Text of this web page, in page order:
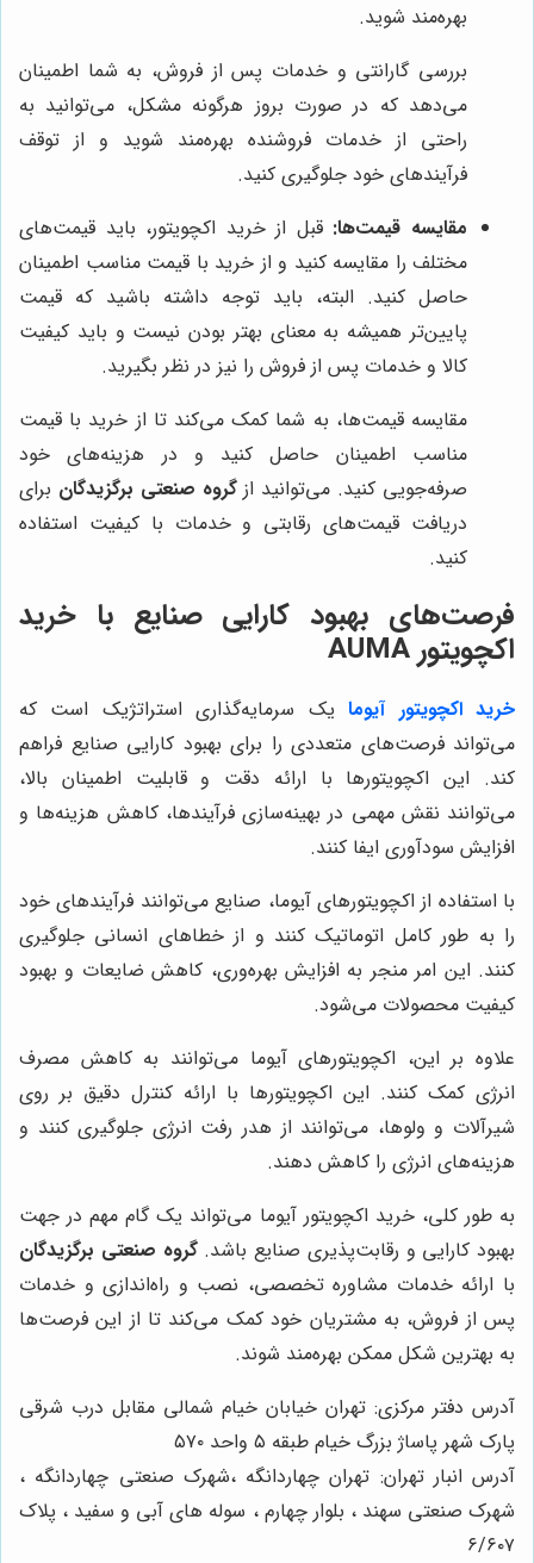
بهره‌مند شوید.
بررسی گارانتی و خدمات پس از فروش، به شما اطمینان
می‌دهد که در صورت بروز هرگونه مشکل، می‌توانید به
راحتی از خدمات فروشنده بهره‌مند شوید و از توقف
فرآیندهای خود جلوگیری کنید.
مقایسه قیمت‌ها: قبل از خرید اکچویتور، باید قیمت‌های
مختلف را مقایسه کنید و از خرید با قیمت مناسب اطمینان
حاصل کنید. البته، باید توجه داشته باشید که قیمت
پایین‌تر همیشه به معنای بهتر بودن نیست و باید کیفیت
کالا و خدمات پس از فروش را نیز در نظر بگیرید.
مقایسه قیمت‌ها، به شما کمک می‌کند تا از خرید با قیمت
مناسب اطمینان حاصل کنید و در هزینه‌های خود
صرفه‌جویی کنید. می‌توانید ازگروه صنعتی برگزیدگان برای
دریافت قیمت‌های رقابتی و خدمات با کیفیت استفاده
کنید.
فرصت‌های بهبود کارایی صنایع با خرید
اکچویتور AUMA
خرید اکچویتور آیومایک سرمایه‌گذاری استراتژیک است که
می‌تواند فرصت‌های متعددی را برای بهبود کارایی صنایع فراهم
کند. این اکچویتورها با ارائه دقت و قابلیت اطمینان بالا،
می‌توانند نقش مهمی در بهینه‌سازی فرآیندها، کاهش هزینه‌ها و
افزایش سودآوری ایفا کنند.
با استفاده از اکچویتورهای آیوما، صنایع می‌توانند فرآیندهای خود
را به طور کامل اتوماتیک کنند و از خطاهای انسانی جلوگیری
کنند. این امر منجر به افزایش بهره‌وری، کاهش ضایعات و بهبود
کیفیت محصولات می‌شود.
علاوه بر این، اکچویتورهای آیوما می‌توانند به کاهش مصرف
انرژی کمک کنند. این اکچویتورها با ارائه کنترل دقیق بر روی
شیرآلات و ولوها، می‌توانند از هدر رفت انرژی جلوگیری کنند و
هزینه‌های انرژی را کاهش دهند.
به طور کلی، خرید اکچویتور آیوما می‌تواند یک گام مهم در جهت
بهبود کارایی و رقابت‌پذیری صنایع باشد.گروه صنعتی برگزیدگان
با ارائه خدمات مشاوره تخصصی، نصب و راه‌اندازی و خدمات
پس از فروش، به مشتریان خود کمک می‌کند تا از این فرصت‌ها
به بهترین شکل ممکن بهره‌مند شوند.
آدرس دفتر مرکزی: تهران خیابان خیام شمالی مقابل درب شرقی
پارک شهر پاساژ بزرگ خیام طبقه ۵ واحد ۵۷۰
آدرس انبار تهران: تهران چهاردانگه ،شهرک صنعتی چهاردانگه ،
شهرک صنعتی سهند ، بلوار چهارم ، سوله های آبی و سفید ، پلاک
۶/۶۰۷